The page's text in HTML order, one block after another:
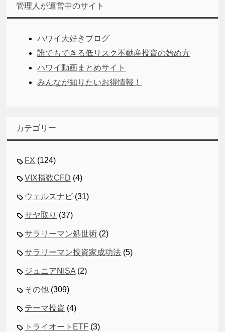
管理人が運営中のサイト
ハワイ大好きブログ
誰でもできる低リスク不動産投資の始め方
ハワイ動画まとめサイト
みんなが知りたいお得情報！
カテゴリー
FX (124)
VIX指数CFD (4)
ウェルスナビ (31)
サヤ取り (37)
サラリーマン処世術 (2)
サラリーマン投資家成功法 (5)
ジュニアNISA (2)
その他 (309)
テーマ投資 (4)
トライオートETF (3)